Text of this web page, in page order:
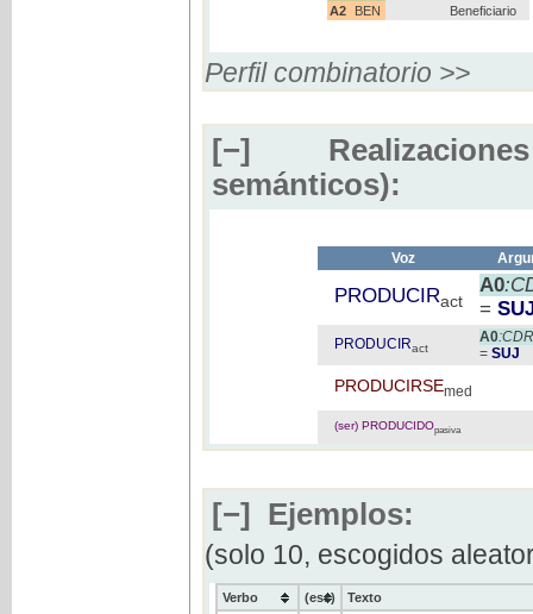
A2
BEN Beneficiario
Perfil combinatorio >>
[−]
semánticos):
Voz
PRODUCIRact
A0
=
PRODUCIRact
A0:CDR
= SUJ
PRODUCIRSEmed
(ser) PRODUCIDOpasiva
[−] Ejemplos:
(solo 10, escogidos
Verbo (ess)
Texto